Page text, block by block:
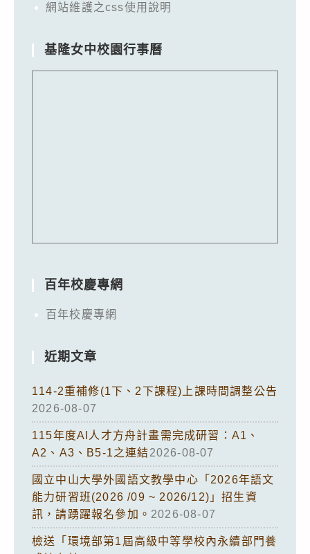
網站維護之css使用說明
基隆女中校園行事曆
百年校慶專網
百年校慶專網
近期文章
114-2重補修(1下、2下課程)上課時間調整公告
2026-08-07
115年度AI人才方舟計畫需完成研習：A1、
A2、A3、B5-1之連結2026-08-07
國立中山大學外國語文教學中心「2026年語文
能力研習班(2026 /09 ~ 2026/12)」招生資
訊，請踴躍報名參加。 2026-08-07
檢送「環境部第1屆高級中等學校內永續部門養